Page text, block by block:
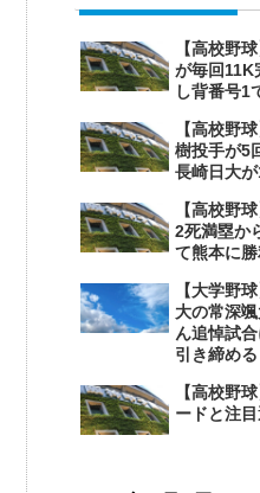
【高校野
が毎回11K
し背番号1
【高校野
樹投手が5
長崎日大
【高校野
2死満塁か
て熊本に
【大学野
大の常深
ん追悼試
引き締める
【高校野
ードと注